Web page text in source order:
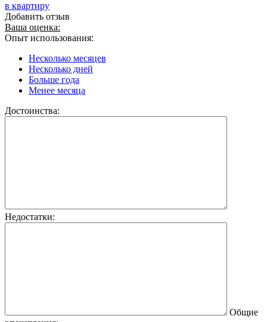
в квартиру
Добавить отзыв
Ваша оценка:
Опыт использования:
Несколько месяцев
Несколько дней
Больше года
Менее месяца
Достоинства:
Недостатки:
Общие